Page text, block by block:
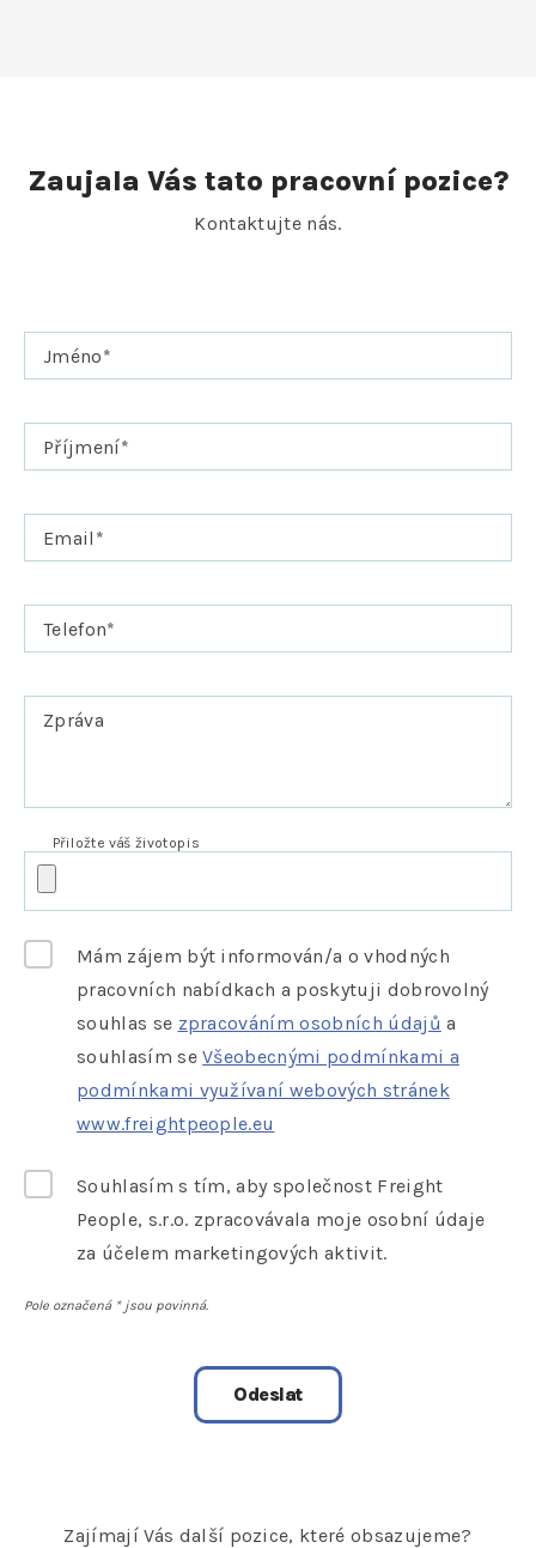
Zaujala Vás tato pracovní pozice?
Kontaktujte nás.
Jméno*
Příjmení*
Email *
Telefon*
Zpráva
Přiložte váš životopis
Mám zájem být informován/a o vhodných
pracovních nabídkach a poskytuji dobrovolný
souhlas se zpracováním osobních údajů a
souhlasím seVšeobecnými podmínkami a
podmínkami využívaní webových stránek
www.freightpeople.eu
Souhlasím s tím, aby společnost Freight
People, s.r.o. zpracovávala moje osobní údaje
za účelem marketingových aktivit.
Pole označená *jsou povinná.
Zajímají Vás další pozice, které obsazujeme?